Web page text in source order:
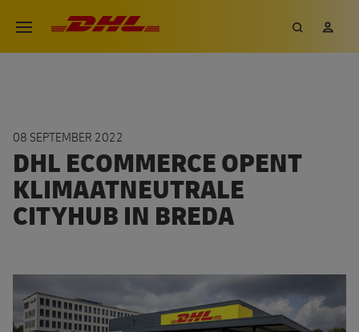
Open menu
DHL eCommerce, ga naar de
Zoeken
08 SEPTEMBER 2022
DHL ECOMMERCE OPENT
KLIMAATNEUTRALE
CITYHUB IN BREDA